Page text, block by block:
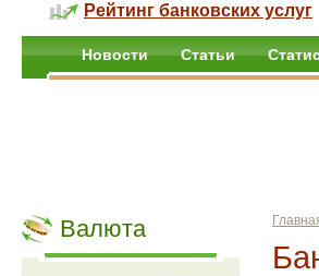
Рейтинг банковских услуг
Новости Статьи
Валюта